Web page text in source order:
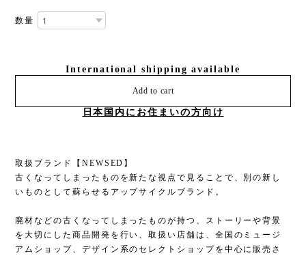
数量
International shipping available
Add to cart
日本国内にお住まいの方向け
取扱ブランド【NEWSED】
古くなってしまったものを新たな視点で見ることで、別の新し
いものとして蘇らせるアップサイクルブランド。
廃材などの古くなってしまったものが持つ、ストーリーや背景
を大切にした商品開発を行い、取扱い店舗は、全国のミュージ
アムショップ、デザイン系のセレクトショップを中心に販売さ